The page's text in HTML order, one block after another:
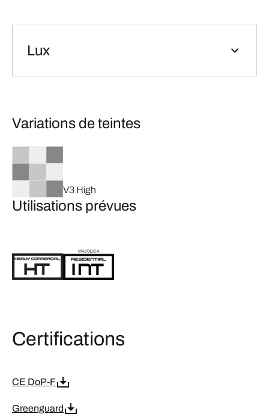
Lux
Variations de teintes
V3 High
Utilisations prévues
Certifications
CE DoP-F
Greenguard